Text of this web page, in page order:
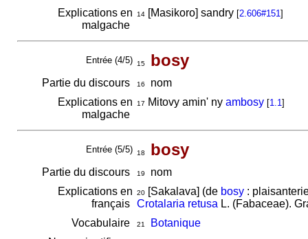
Explications en
malgache
14[Masikoro] sandry [2.606#151]
Entrée (4/5) 15 bosy
Partie du discours 16
nom
Explications en
malgache
17 Mitovy amin' ny ambosy [1.1]
Entrée (5/5) 18 bosy
Partie du discours 19
nom
Explications en
français
20[Sakalava] (de bosy:
Crotalaria retusa L. (Fabaceae).
Vocabulaire
21
Botanique